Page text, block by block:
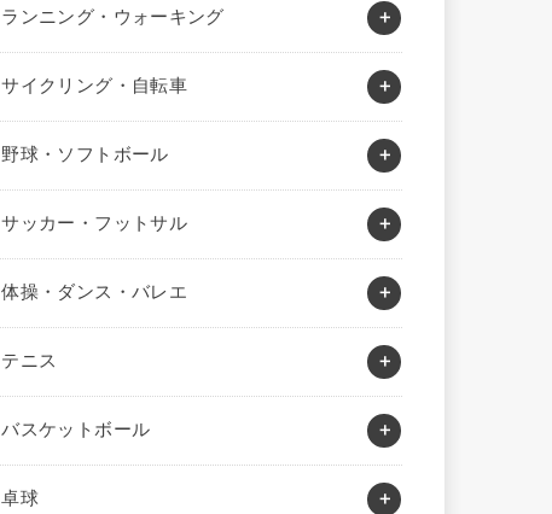
ランニング・ウォーキング
サイクリング・自転車
野球・ソフトボール
サッカー・フットサル
体操・ダンス・バレエ
テニス
バスケットボール
卓球